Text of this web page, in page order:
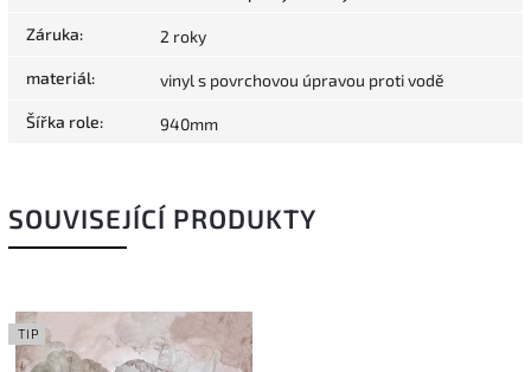
Záruka: 2 roky
materiál: vinyl s povrchovou úpravou proti vodě
Šířka role: 940mm
SOUVISEJÍCÍ PRODUKTY
TIP